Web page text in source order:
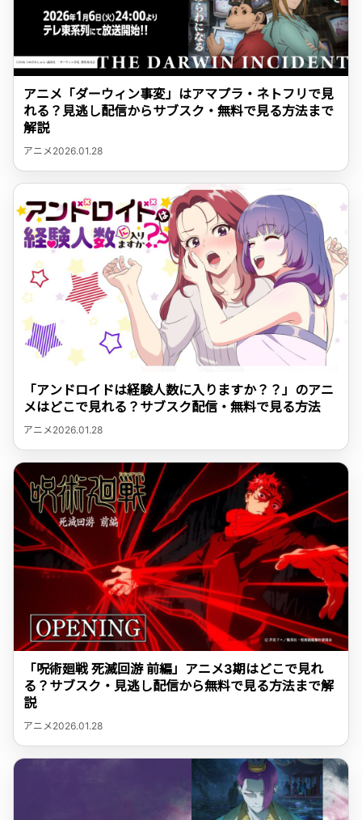
アニメ「ダーウィン事変」はアマプラ・ネトフリで見
れる？見逃し配信からサブスク・無料で見る方法まで
解説
アニメ2026.01.28
「アンドロイドは経験人数に入りますか？？」のアニ
メはどこで見れる？サブスク配信・無料で見る方法
アニメ2026.01.28
「呪術廻戦 死滅回游 前編」アニメ3期はどこで見れ
る？サブスク・見逃し配信から無料で見る方法まで解
説
アニメ2026.01.28